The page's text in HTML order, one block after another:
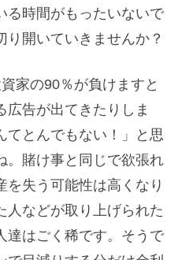
る時間がもったいないで
開いていきませんか？
家の90％が負けますと
広告が出てきたりしま
てとんでもない！」と思
。賭け事と同じで欲張れ
を失う可能性は高くなり
人などが取り上げられた
達はごく稀です。そうで